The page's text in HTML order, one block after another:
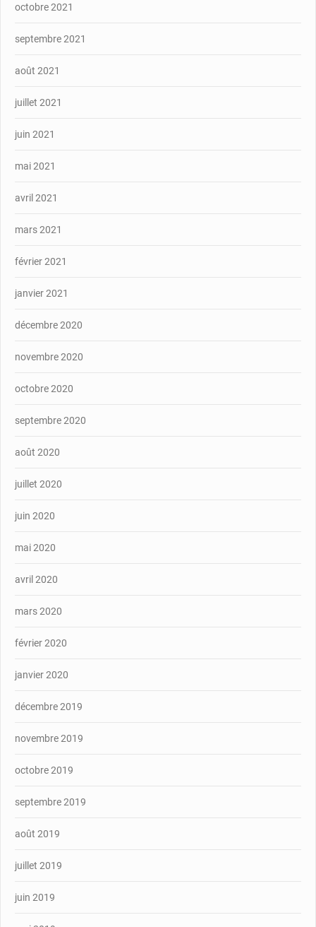
octobre 2021
septembre 2021
août 2021
juillet 2021
juin 2021
mai 2021
avril 2021
mars 2021
février 2021
janvier 2021
décembre 2020
novembre 2020
octobre 2020
septembre 2020
août 2020
juillet 2020
juin 2020
mai 2020
avril 2020
mars 2020
février 2020
janvier 2020
décembre 2019
novembre 2019
octobre 2019
septembre 2019
août 2019
juillet 2019
juin 2019